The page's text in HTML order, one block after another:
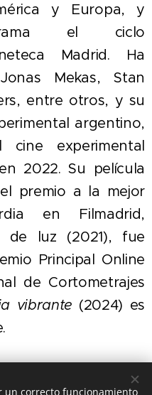
y Europa, y
el ciclo
Madrid. Ha
Mekas, Stan
entre otros, y su
argentino,
experimental
2022. Su película
premio a la mejor
en Filmadrid,
de luz (2021), fue
Principal Online
de Cortometrajes
vibrante (2024) es
un correcto funcionamiento